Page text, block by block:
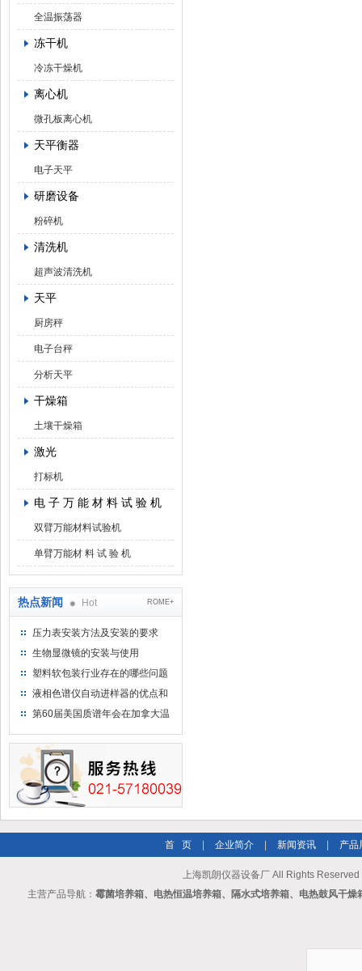
全温振荡器
冻干机
冷冻干燥机
离心机
微孔板离心机
天平衡器
电子天平
研磨设备
粉碎机
清洗机
超声波清洗机
天平
厨房秤
电子台秤
分析天平
干燥箱
土壤干燥箱
激光
打标机
电 子 万 能 材 料 试 验 机
双臂万能材料试验机
单臂万能材 料 试 验 机
热点新闻 Hot ROME+
压力表安装方法及安装的要求
生物显微镜的安装与使用
塑料软包装行业存在的哪些问题
液相色谱仪自动进样器的优点和
维护
第60届美国质谱年会在加拿大温
首 页 企业简介 新闻资讯 产品
上海凯朗仪器设备厂 All Rights Reserved
主营产品导航： 霉菌培养箱、电热恒温培养箱、隔水式培养箱、电热鼓风干